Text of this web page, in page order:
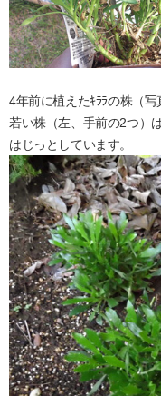
4年前に植えたｷﾗﾗの株（写
若い株（左、手前の2つ）
はじっとしています。